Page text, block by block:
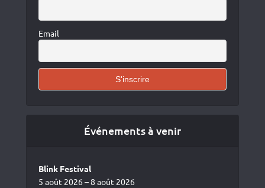
Email
Événements à venir
Blink Festival
5 août 2026 – 8 août 2026